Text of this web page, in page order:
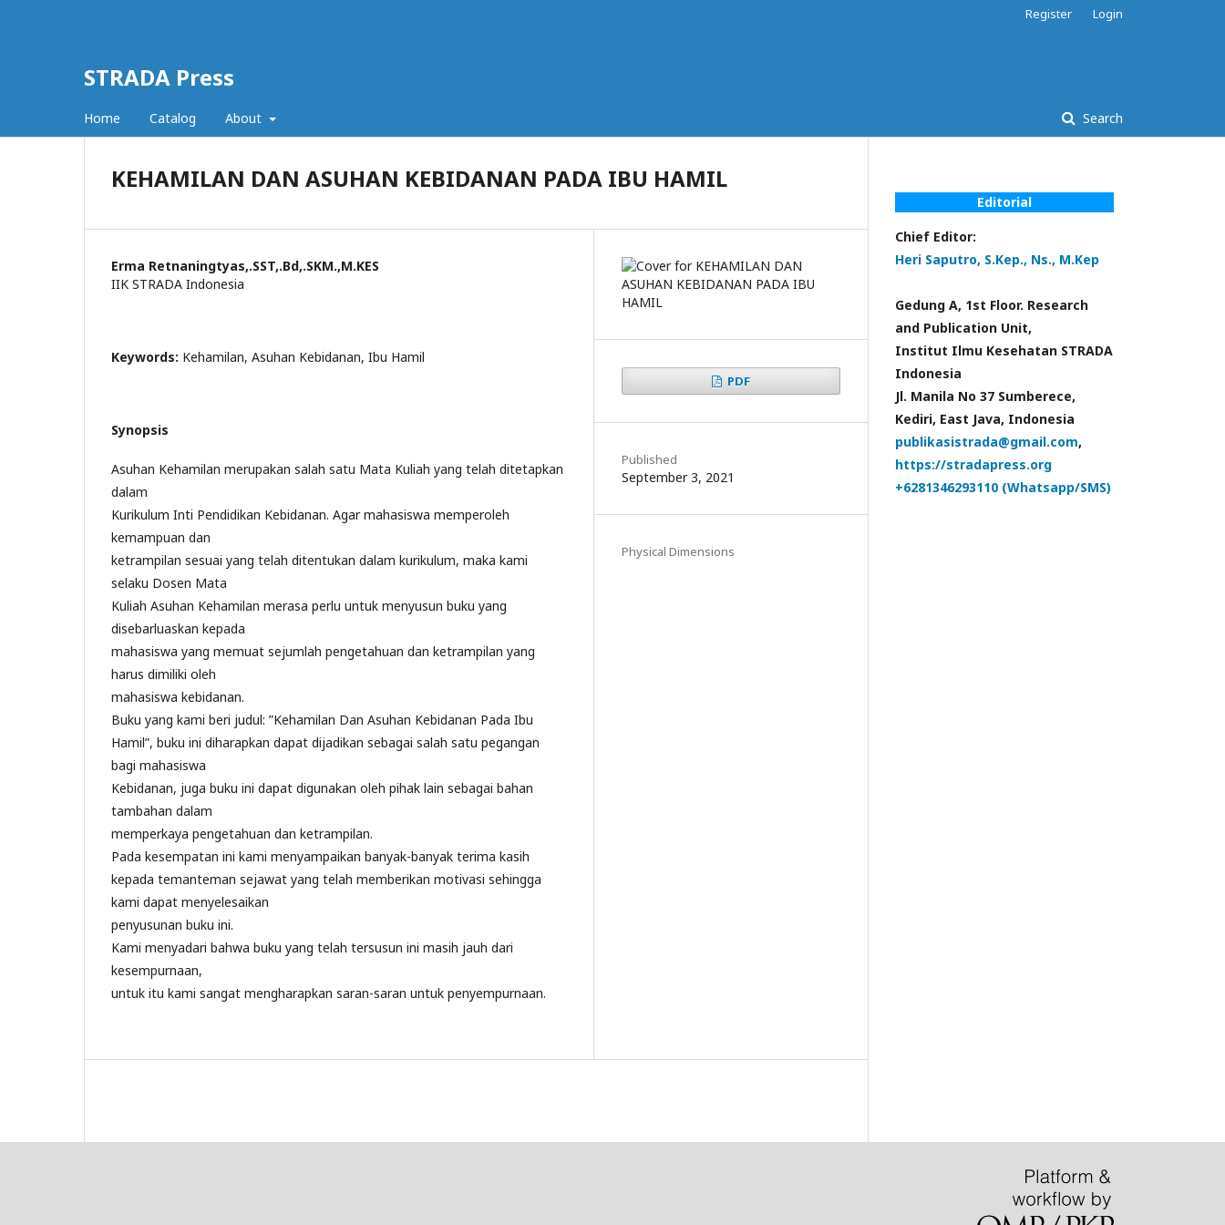
STRADA Press
Home Catalog About Search
Register Login
KEHAMILAN DAN ASUHAN KEBIDANAN PADA IBU HAMIL
Erma Retnaningtyas,.SST,.Bd,.SKM.,M.KES
IIK STRADA Indonesia
Keywords: Kehamilan, Asuhan Kebidanan, Ibu Hamil
Synopsis
Asuhan Kehamilan merupakan salah satu Mata Kuliah yang telah ditetapkan
dalam
Kurikulum Inti Pendidikan Kebidanan. Agar mahasiswa memperoleh
kemampuan dan
ketrampilan sesuai yang telah ditentukan dalam kurikulum, maka kami
selaku Dosen Mata
Kuliah Asuhan Kehamilan merasa perlu untuk menyusun buku yang
disebarluaskan kepada
mahasiswa yang memuat sejumlah pengetahuan dan ketrampilan yang
harus dimiliki oleh
mahasiswa kebidanan.
Buku yang kami beri judul: ”Kehamilan Dan Asuhan Kebidanan Pada Ibu
Hamil”, buku ini diharapkan dapat dijadikan sebagai salah satu pegangan
bagi mahasiswa
Kebidanan, juga buku ini dapat digunakan oleh pihak lain sebagai bahan
tambahan dalam
memperkaya pengetahuan dan ketrampilan.
Pada kesempatan ini kami menyampaikan banyak-banyak terima kasih
kepada temanteman sejawat yang telah memberikan motivasi sehingga
kami dapat menyelesaikan
penyusunan buku ini.
Kami menyadari bahwa buku yang telah tersusun ini masih jauh dari
kesempurnaan,
untuk itu kami sangat mengharapkan saran-saran untuk penyempurnaan.
PDF
Published
September 3, 2021
Physical Dimensions
Editorial
Chief Editor:
Heri Saputro, S.Kep., Ns., M.Kep
Gedung A, 1st Floor. Research
and Publication Unit,
Institut Ilmu Kesehatan STRADA
Indonesia
Jl. Manila No 37 Sumberece,
Kediri, East Java, Indonesia
publikasistrada@gmail.com,
https://stradapress.org
+6281346293110 (Whatsapp/SMS)